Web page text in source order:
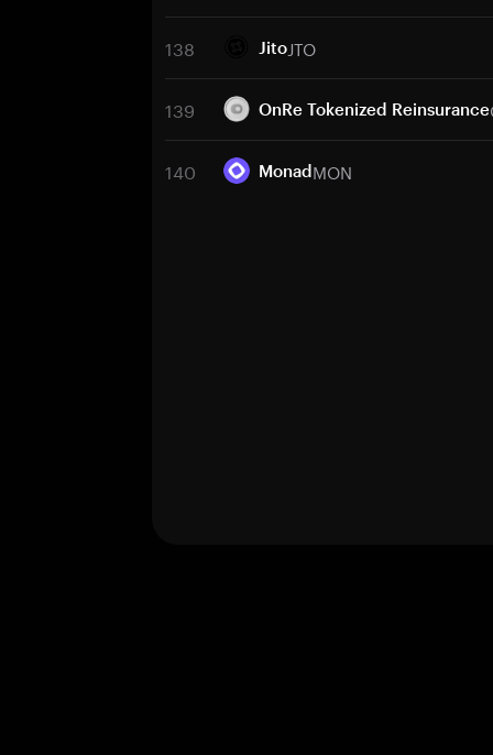
138 JitoJTO
139 OnRe Tokenized Reinsurance
140 MonadMON